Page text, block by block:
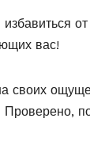
вас!
своих
Проверено,